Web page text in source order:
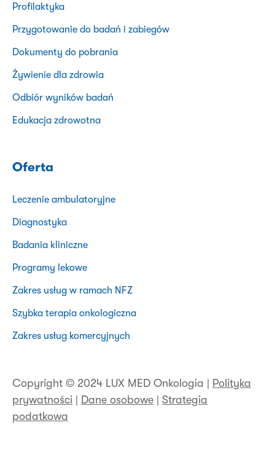
Profilaktyka
Przygotowanie do badań i zabiegów
Dokumenty do pobrania
Żywienie dla zdrowia
Odbiór wyników badań
Edukacja zdrowotna
Oferta
Leczenie ambulatoryjne
Diagnostyka
Badania kliniczne
Programy lekowe
Zakres usług w ramach NFZ
Szybka terapia onkologiczna
Zakres usług komercyjnych
Copyright © 2024 LUX MED Onkologia | Polityka
prywatności | Dane osobowe |Strategia
podatkowa